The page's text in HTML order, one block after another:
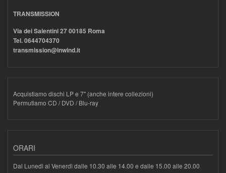
TRANSMISSION
Via dei Salentini 27 00185 Roma
Tel. 0644704370
transmission@inwind.it
Acquistiamo dischi LP e 7" (anche intere collezioni)
Permutiamo CD / DVD / Blu-ray
ORARI
Dal Lunedì al Venerdì dalle 10.30 alle 14.00 e dalle 15.00 alle 20.00